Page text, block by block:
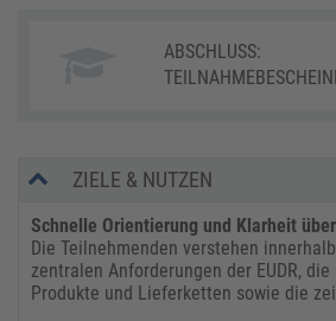
ABSCHLUSS:
ZIELE & NUTZEN
Schnelle Orientierung und Klarheit
Die Teilnehmenden verstehen
zentralen Anforderungen der EUDR,
Produkte und Lieferketten sowie die